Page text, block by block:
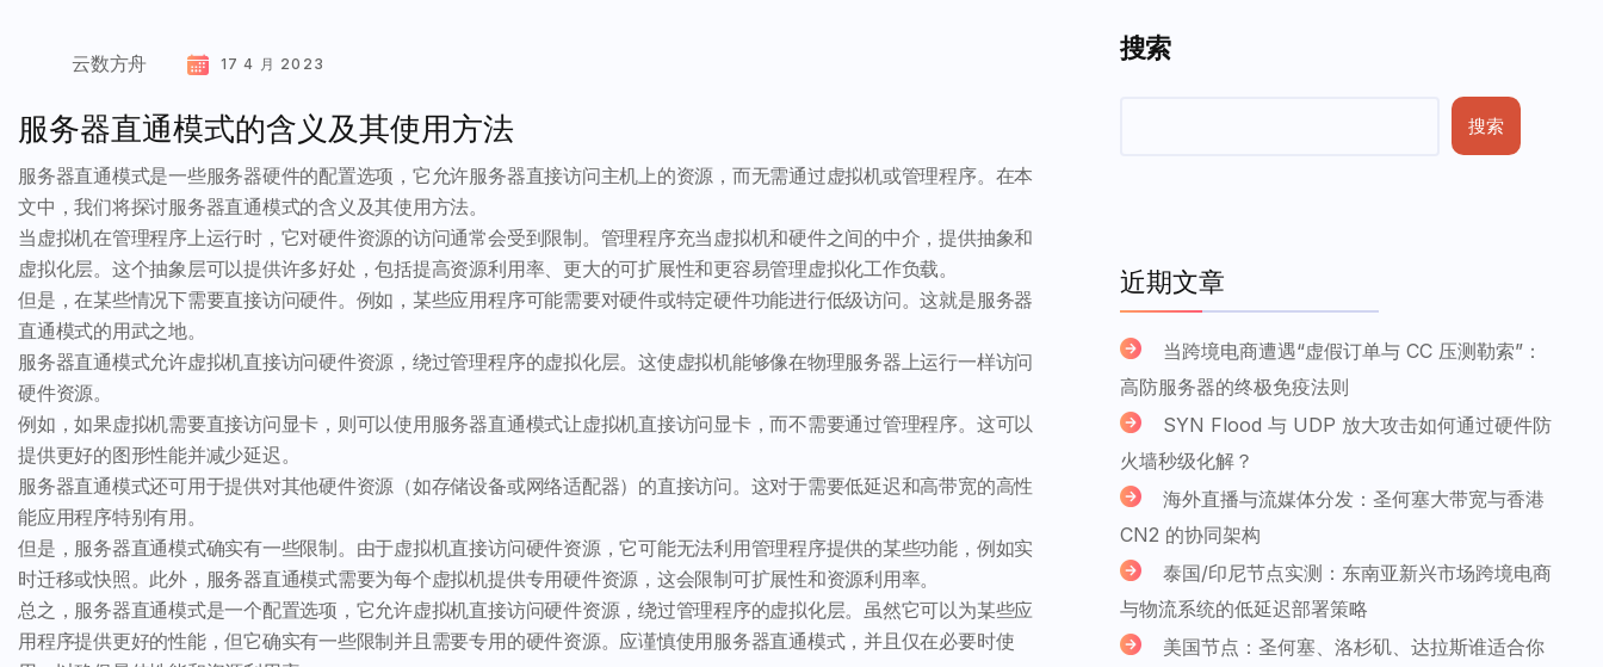
云数方舟 17 4 月 2023
服务器直通模式的含义及其使用方法
服务器直通模式是一些服务器硬件的配置选项，它允许服务器直接访问主机上的资源，而无需通过虚拟机或管理程序。在本
文中，我们将探讨服务器直通模式的含义及其使用方法。
当虚拟机在管理程序上运行时，它对硬件资源的访问通常会受到限制。管理程序充当虚拟机和硬件之间的中介，提供抽象和
虚拟化层。这个抽象层可以提供许多好处，包括提高资源利用率、更大的可扩展性和更容易管理虚拟化工作负载。
但是，在某些情况下需要直接访问硬件。例如，某些应用程序可能需要对硬件或特定硬件功能进行低级访问。这就是服务器
直通模式的用武之地。
服务器直通模式允许虚拟机直接访问硬件资源，绕过管理程序的虚拟化层。这使虚拟机能够像在物理服务器上运行一样访问
硬件资源。
例如，如果虚拟机需要直接访问显卡，则可以使用服务器直通模式让虚拟机直接访问显卡，而不需要通过管理程序。这可以
提供更好的图形性能并减少延迟。
服务器直通模式还可用于提供对其他硬件资源（如存储设备或网络适配器）的直接访问。这对于需要低延迟和高带宽的高性
能应用程序特别有用。
但是，服务器直通模式确实有一些限制。由于虚拟机直接访问硬件资源，它可能无法利用管理程序提供的某些功能，例如实
时迁移或快照。此外，服务器直通模式需要为每个虚拟机提供专用硬件资源，这会限制可扩展性和资源利用率。
总之，服务器直通模式是一个配置选项，它允许虚拟机直接访问硬件资源，绕过管理程序的虚拟化层。虽然它可以为某些应
用程序提供更好的性能，但它确实有一些限制并且需要专用的硬件资源。应谨慎使用服务器直通模式，并且仅在必要时使
搜索
搜索
近期文章
当跨境电商遭遇“虚假订单与 CC 压测勒索”：
高防服务器的终极免疫法则
SYN Flood 与 UDP 放大攻击如何通过硬件防
火墙秒级化解？
海外直播与流媒体分发：圣何塞大带宽与香港
CN2 的协同架构
泰国/印尼节点实测：东南亚新兴市场跨境电商
与物流系统的低延迟部署策略
美国节点：圣何塞、洛杉矶、达拉斯谁适合你